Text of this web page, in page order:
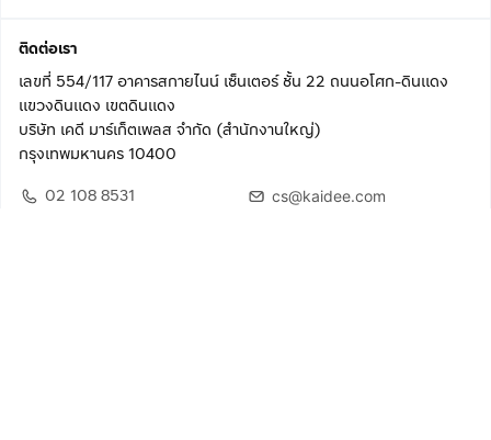
ติดต่อเรา
เลขที่ 554/117 อาคารสกายไนน์ เซ็นเตอร์ ชั้น 22 ถนนอโศก-ดินแดง
แขวงดินแดง เขตดินแดง
บริษัท เคดี มาร์เก็ตเพลส จำกัด (สำนักงานใหญ่)
กรุงเทพมหานคร 10400
02 108 8531
cs@kaidee.com